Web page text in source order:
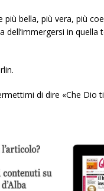
più bella, più vera, più
dell’immergersi in quella
di dire «Che Dio